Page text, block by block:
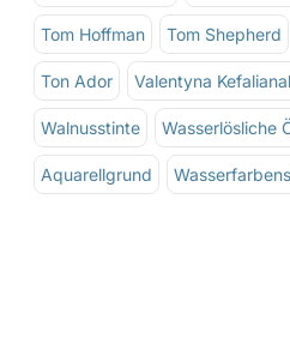
Tom Hoffman Tom Shepherd
Ton Ador Valentyna
Walnusstinte Wasserlösliche
Aquarellgrund